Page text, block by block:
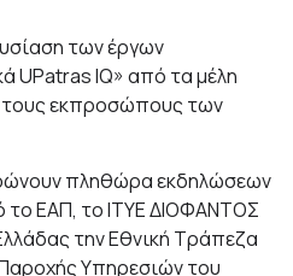
των έργων
UPatras IQ» από τα μέλη
εκπροσώπους των
πληθώρα εκδηλώσεων
ΕΑΠ, το ΙΤΥΕ ΔΙΟΦΑΝΤΟΣ
την Εθνική Τράπεζα
Υπηρεσιών του